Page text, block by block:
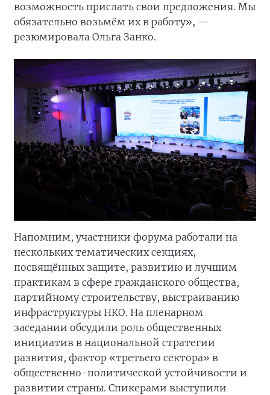
возможность прислать свои предложения. Мы
обязательно возьмём их в работу», —
резюмировала Ольга Занко.
Напомним, участники форума работали на
нескольких тематических секциях,
посвящённых защите, развитию и лучшим
практикам в сфере гражданского общества,
партийному строительству, выстраиванию
инфраструктуры НКО. На пленарном
заседании обсудили роль общественных
инициатив в национальной стратегии
развития, фактор «третьего сектора» в
общественно-политической устойчивости и
развитии страны. Спикерами выступили